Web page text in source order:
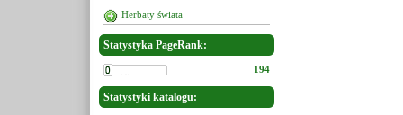
Herbaty świata
Statystyka PageRank:
194
Statystyki katalogu: